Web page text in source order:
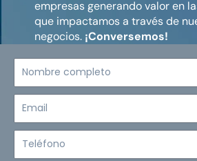
empresas generando valor en
que impactamos a través de
negocios. ¡Conversemos!